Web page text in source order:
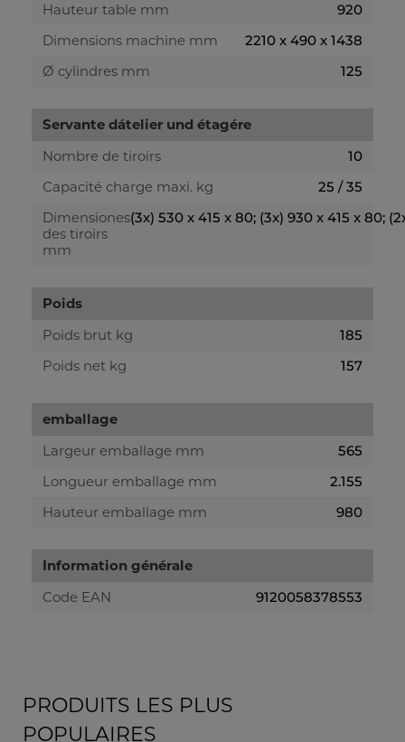
Hauteur table mm
920
Dimensions machine mm
2210 x 490 x 1438
Ø cylindres mm
125
Servante dátelier und étagére
Nombre de tiroirs
10
Capacité charge maxi. kg
25 / 35
Dimensiones
des tiroirs
mm
(3x) 530 x 415 x 80; (3x) 930 x 415 x 80;
Poids
Poids brut kg
185
Poids net kg
157
emballage
Largeur emballage mm
565
Longueur emballage mm
2.155
Hauteur emballage mm
980
Information générale
Code EAN
9120058378553
PRODUITS LES PLUS
POPULAIRES